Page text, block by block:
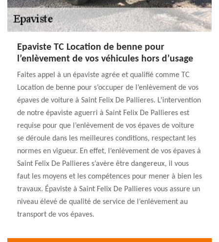
Epaviste TC Location de benne pour
l’enlèvement de vos véhicules hors d’usage
Faites appel à un épaviste agrée et qualifié comme TC
Location de benne pour s’occuper de l’enlèvement de vos
épaves de voiture à Saint Felix De Pallieres. L’intervention
de notre épaviste aguerri à Saint Felix De Pallieres est
requise pour que l’enlèvement de vos épaves de voiture
se déroule dans les meilleures conditions, respectant les
normes en vigueur. En effet, l’enlèvement de vos épaves à
Saint Felix De Pallieres s’avère être dangereux, il vous
faut les moyens et les compétences pour mener à bien les
travaux. Épaviste à Saint Felix De Pallieres vous assure un
niveau élevé de qualité de service de l’enlèvement au
transport de vos épaves.